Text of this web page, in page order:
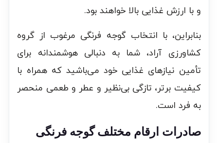
و با ارزش غذایی بالا خواهند بود.
بنابراین، با انتخاب گوجه فرنگی مرغوب از گروه
کشاورزی آراد، شما به دنبالی هوشمندانه برای
تأمین نیازهای غذایی خود می‌باشید که همراه با
کیفیت برتر، تازگی بی‌نظیر و عطر و طعمی منحصر
به فرد است.
صادرات ارقام مختلف گوجه فرنگی